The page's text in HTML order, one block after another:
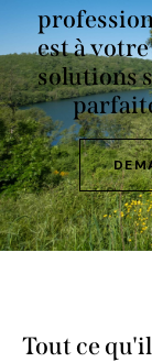
est à
solutions
Tout ce